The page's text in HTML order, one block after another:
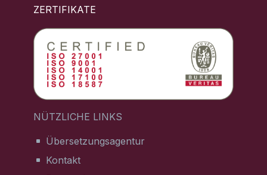
ZERTIFIKATE
NÜTZLICHE LINKS
Übersetzungsagentur
Kontakt